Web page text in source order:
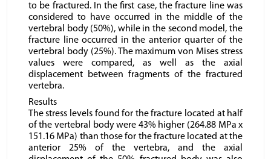
to be fractured. In the first case, the fracture line was
considered to have occurred in the middle of the
vertebral body (50%), while in the second model, the
fracture line occurred in the anterior quarter of the
vertebral body (25%). The maximum von Mises stress
values were compared, as well as the axial
displacement between fragments of the fractured
vertebra.
Results
The stress levels found for the fracture located at half
of the vertebral body were 43% higher (264.88 MPa x
151.16 MPa) than those for the fracture located at the
anterior 25% of the vertebra, and the axial